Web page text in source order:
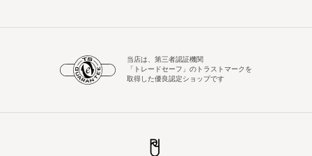
当店は、第三者認証機関
「トレードセーフ」のトラストマークを
取得した優良認定ショップです